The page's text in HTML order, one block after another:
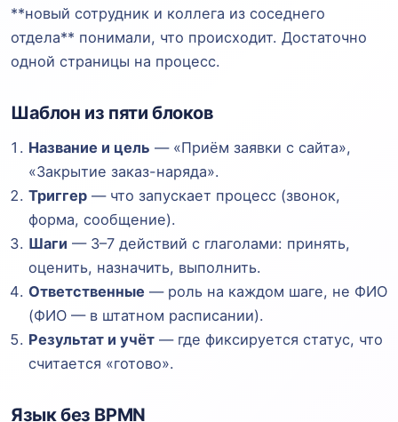
**новый сотрудник и коллега из соседнего
отдела** понимали, что происходит. Достаточно
одной страницы на процесс.
Шаблон из пяти блоков
Название и цель — «Приём заявки с сайта»,
«Закрытие заказ-наряда».
Триггер — что запускает процесс (звонок,
форма, сообщение).
Шаги — 3–7 действий с глаголами: принять,
оценить, назначить, выполнить.
Ответственные — роль на каждом шаге, не ФИО
(ФИО — в штатном расписании).
Результат и учёт — где фиксируется статус, что
считается «готово».
Язык без BPMN